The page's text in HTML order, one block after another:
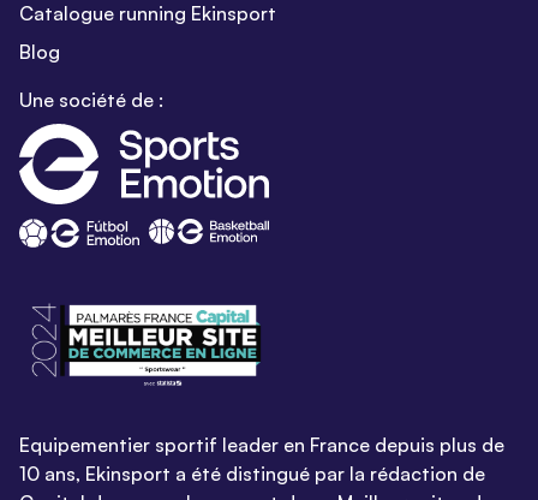
Catalogue running Ekinsport
Blog
Une société de :
Equipementier sportif leader en France depuis plus de
10 ans, Ekinsport a été distingué par la rédaction de